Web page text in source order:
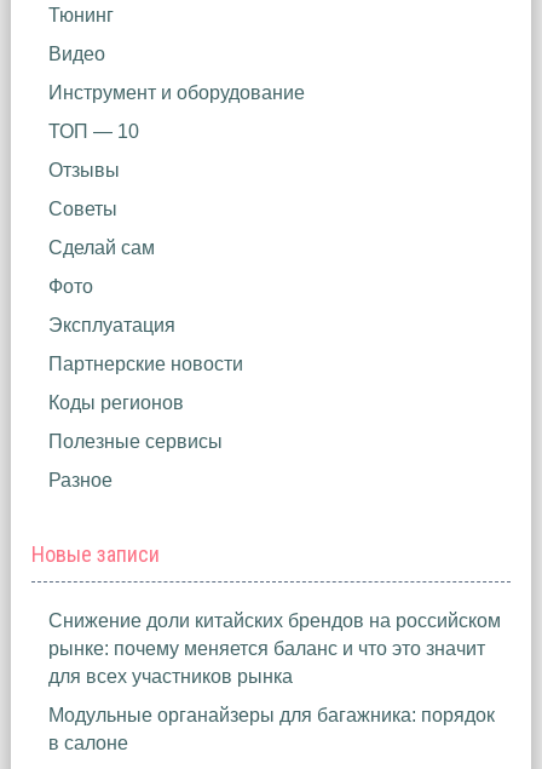
Тюнинг
Видео
Инструмент и оборудование
ТОП — 10
Отзывы
Советы
Сделай сам
Фото
Эксплуатация
Партнерские новости
Коды регионов
Полезные сервисы
Разное
Новые записи
Снижение доли китайских брендов на российском
рынке: почему меняется баланс и что это значит
для всех участников рынка
Модульные органайзеры для багажника: порядок
в салоне